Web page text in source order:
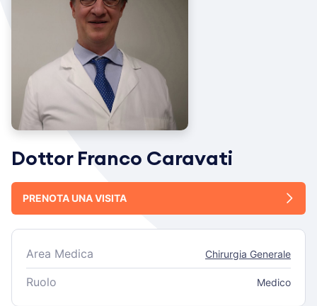
Dottor Franco Caravati
PRENOTA UNA VISITA
Area Medica Chirurgia Generale
Ruolo Medico